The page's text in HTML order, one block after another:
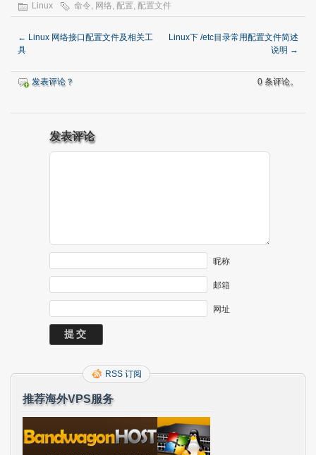
Linux 命令, 网络, 配置, 配置文件
← Linux 网络接口配置文件及相关工
具
Linux下 /etc目录常用配置文件简述
说明 →
发表评论？ 0 条评论。
发表评论
昵称
邮箱
网址
RSS 订阅
推荐海外VPS服务